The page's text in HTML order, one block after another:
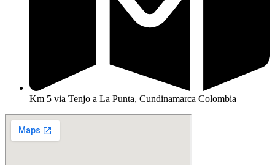
Km 5 via Tenjo a La Punta, Cundinamarca Colombia